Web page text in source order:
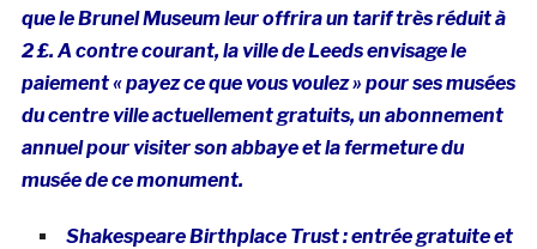
que le Brunel Museum leur offrira un tarif très réduit à
2 £. A contre courant, la ville de Leeds envisage le
paiement « payez ce que vous voulez » pour ses musées
du centre ville actuellement gratuits, un abonnement
annuel pour visiter son abbaye et la fermeture du
musée de ce monument.
Shakespeare Birthplace Trust : entrée gratuite et